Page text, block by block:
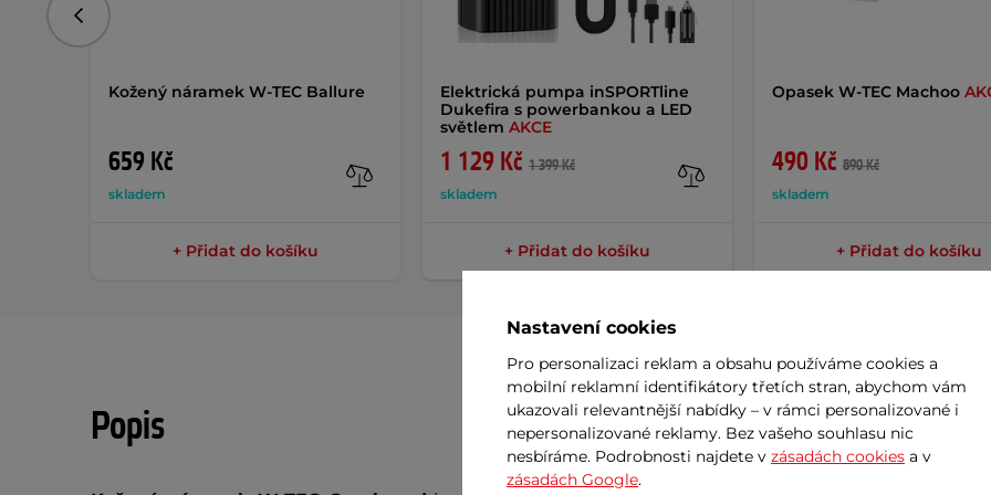
Kožený náramek W-TEC Ballure
659 Kč
skladem
+ Přidat do košíku
Elektrická pumpa inSPORTline
Dukefira s powerbankou a LED
světlem AKCE
1 129 Kč 1 399 Kč
skladem
+ Přidat do košíku
Opasek W-TEC Machoo
490 Kč 890 Kč
skladem
+ Přidat do košíku
Předchozí
Popis
Nastavení cookies
Pro personalizaci reklam a obsahu používáme cookies a
mobilní reklamní identifikátory třetích stran, abychom vám
ukazovali relevantnější nabídky – v rámci personalizované i
nepersonalizované reklamy. Bez vašeho souhlasu nic
nesbíráme. Podrobnosti najdete v zásadách cookies a v
zásadách Google.